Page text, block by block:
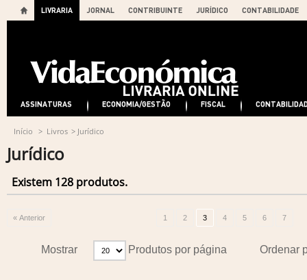
LIVRARIA JORNAL CONTRIBUINTE JURÍDICO CONTABILIDADE
ASSINATURAS ECONOMIA/GESTÃO FISCAL
Início > Livros > Jurídico
Jurídico
Existem 128 produtos.
« Anterior 1 2 3 4 5 6 7
Ordenar
Mostrar Produtos por página